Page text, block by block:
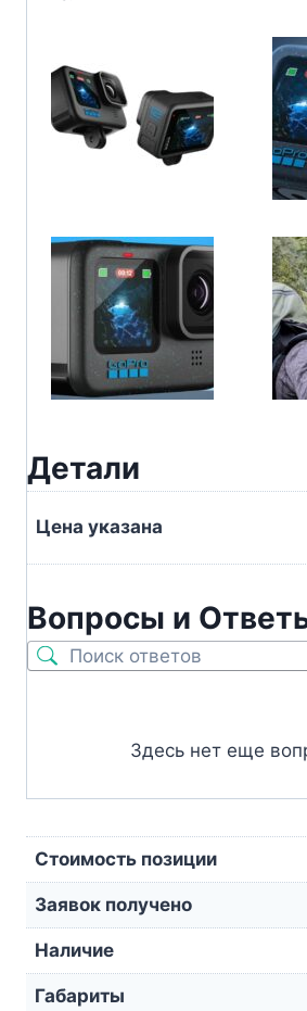
Детали
Цена указана
Вопросы и
Здесь нет еще
Стоимость позиции
Заявок получено
Наличие
Габариты